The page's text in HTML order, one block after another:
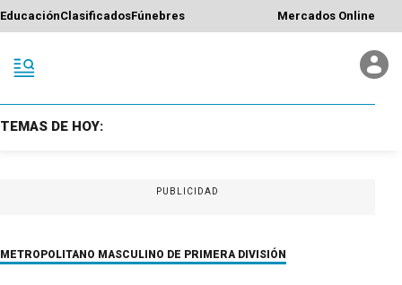
EducaciónClasificadosFúnebres Mercados Online
TEMAS DE HOY:
PUBLICIDAD
METROPOLITANO MASCULINO DE PRIMERA DIVISIÓN